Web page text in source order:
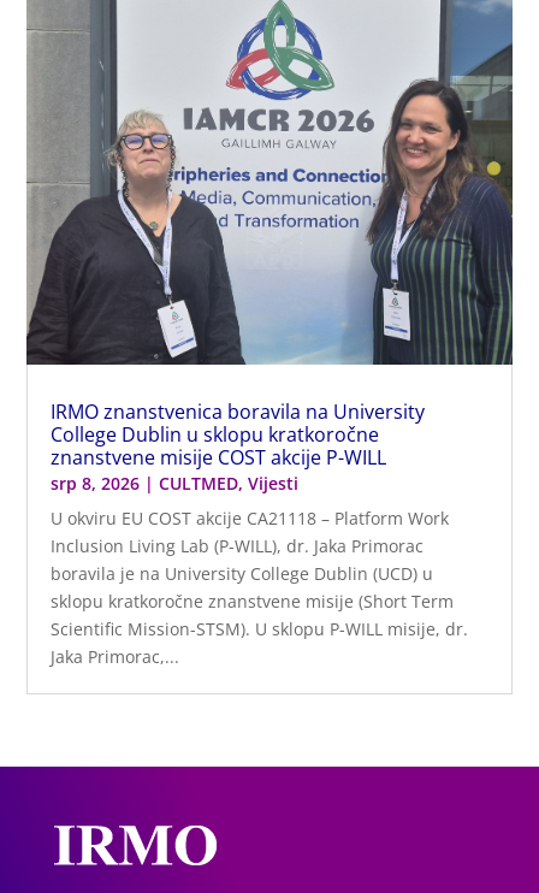
IRMO znanstvenica boravila na University
College Dublin u sklopu kratkoročne
znanstvene misije COST akcije P-WILL
srp 8, 2026 |CULTMED,Vijesti
U okviru EU COST akcije CA21118 – Platform Work
Inclusion Living Lab (P-WILL), dr. Jaka Primorac
boravila je na University College Dublin (UCD) u
sklopu kratkoročne znanstvene misije (Short Term
Scientific Mission-STSM). U sklopu P-WILL misije, dr.
Jaka Primorac,...